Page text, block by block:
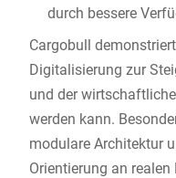
durch bessere
Cargobull
Digitalisierung zur
und der
werden kann.
modulare Architektur
Orientierung an